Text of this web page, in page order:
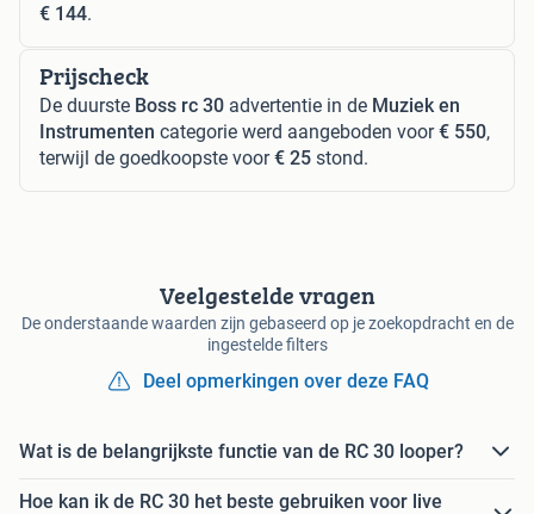
€ 144.
Prijscheck
De duurste Boss rc 30 advertentie in de Muziek en
Instrumenten categorie werd aangeboden voor€ 550,
terwijl de goedkoopste voor€ 25 stond.
Veelgestelde vragen
De onderstaande waarden zijn gebaseerd op je zoekopdracht en de
ingestelde filters
Deel opmerkingen over deze FAQ
Wat is de belangrijkste functie van de RC 30 looper?
Hoe kan ik de RC 30 het beste gebruiken voor live